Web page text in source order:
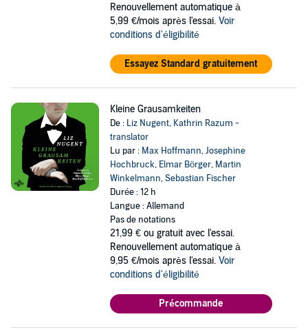
Renouvellement automatique à
5,99 €/mois après l'essai. Voir
conditions d'éligibilité
Essayez Standard gratuitement
Kleine Grausamkeiten
De : Liz Nugent, Kathrin Razum -
translator
Lu par : Max Hoffmann,Josephine
Hochbruck, Elmar Börger, Martin
Winkelmann,Sebastian Fischer
Durée : 12 h
Langue : Allemand
Pas de notations
21,99 € ou gratuit avec l'essai.
Renouvellement automatique à
9,95 €/mois après l'essai. Voir
conditions d'éligibilité
Précommande